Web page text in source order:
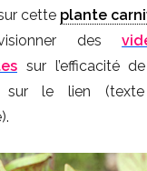
cette plante
des
sur l’efficacité
sur le lien